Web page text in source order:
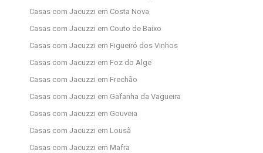
Casas com Jacuzzi em Costa Nova
Casas com Jacuzzi em Couto de Baixo
Casas com Jacuzzi em Figueiró dos Vinhos
Casas com Jacuzzi em Foz do Alge
Casas com Jacuzzi em Frechão
Casas com Jacuzzi em Gafanha da Vagueira
Casas com Jacuzzi em Gouveia
Casas com Jacuzzi em Lousã
Casas com Jacuzzi em Mafra